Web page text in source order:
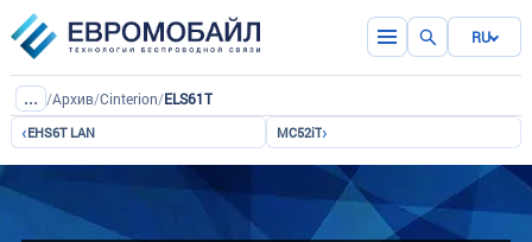
RU
... /Архив/Cinterion/ELS61T
‹EHS6T LAN MC52iT›